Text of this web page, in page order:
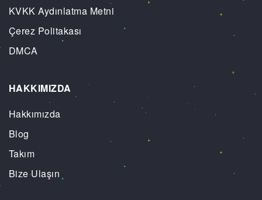
KVKK Aydınlatma Metni
Çerez Politakası
DMCA
HAKKIMIZDA
Hakkımızda
Blog
Takım
Bize Ulaşın